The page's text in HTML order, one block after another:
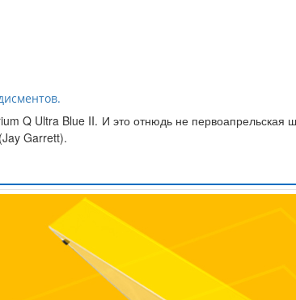
Q Ultra Blue II. И это отнюдь не первоапрельская
Garrett).